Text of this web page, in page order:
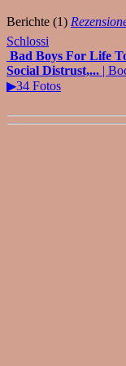
Berichte (1)
Schlossi
Bad Boys For Life
Social Distrust,... |
▶34 Fotos